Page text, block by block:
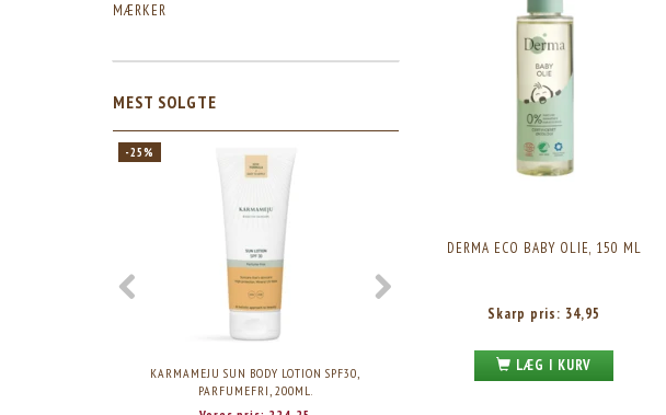
MÆRKER
MEST SOLGTE
-25%
KARMAMEJU SUN BODY LOTION SPF30,
PARFUMEFRI, 200ML.
KARMAMEJU CALM BALM, 90ML.
DERMA ECO BABY OLIE, 150 ML
Skarp pris: 34,95
LÆG I KURV